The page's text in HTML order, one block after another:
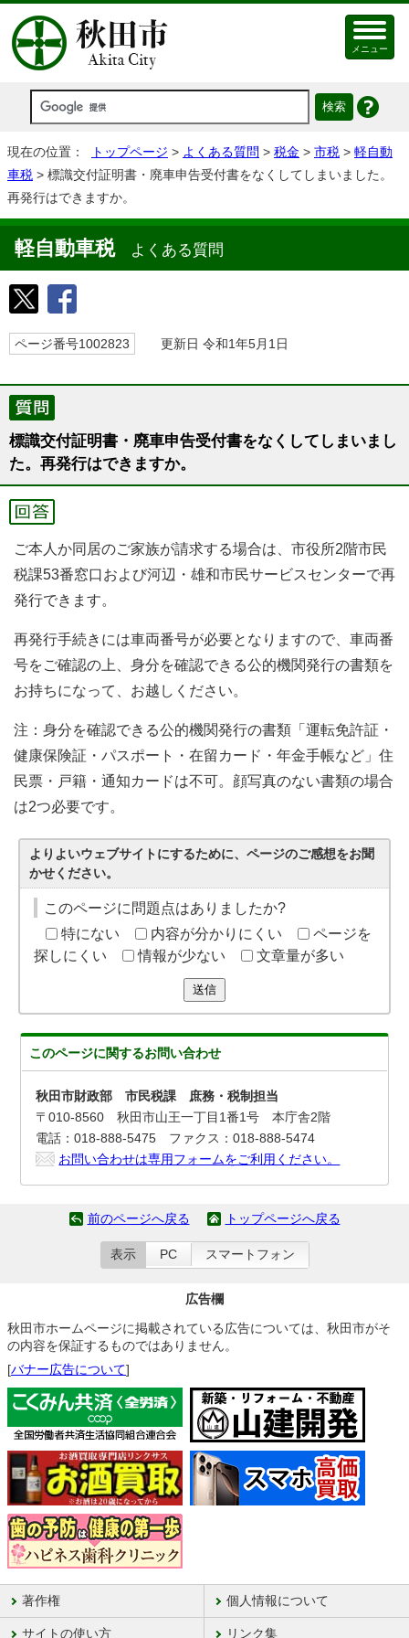
メニュー
現在の位置： トップページ > よくある質問 > 税金 > 市税 > 軽自動
車税 > 標識交付証明書・廃車申告受付書をなくしてしまいました。
再発行はできますか。
軽自動車税よくある質問
ページ番号1002823 更新日 令和1年5月1日
標識交付証明書・廃車申告受付書をなくしてしまいまし
た。再発行はできますか。
ご本人か同居のご家族が請求する場合は、市役所2階市民
税課53番窓口および河辺・雄和市民サービスセンターで再
発行できます。
再発行手続きには車両番号が必要となりますので、車両番
号をご確認の上、身分を確認できる公的機関発行の書類を
お持ちになって、お越しください。
注：身分を確認できる公的機関発行の書類「運転免許証・
健康保険証・パスポート・在留カード・年金手帳など」住
民票・戸籍・通知カードは不可。顔写真のない書類の場合
は2つ必要です。
よりよいウェブサイトにするために、ページのご感想をお聞
かせください。
このページに問題点はありましたか?
特にない
内容が分かりにくい
ページを
探しにくい
情報が少ない 文章量が多い
送信
このページに関するお問い合わせ
秋田市財政部 市民税課 庶務・税制担当
〒010-8560 秋田市山王一丁目1番1号 本庁舎2階
電話：018-888-5475 ファクス：018-888-5474
お問い合わせは専用フォームをご利用ください。
前のページへ戻る トップページへ戻る
表示 PC スマートフォン
広告欄
秋田市ホームページに掲載されている広告については、秋田市がそ
の内容を保証するものではありません。
[バナー広告について]
著作権 個人情報について
サイトの使い方 リンク集